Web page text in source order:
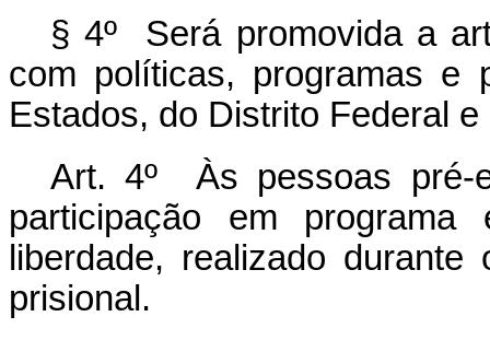
§ 4º Será promovida a
com políticas, programas e
Estados, do Distrito Federal
Art. 4º Às pessoas pré-
participação em
liberdade, realizado
prisional.